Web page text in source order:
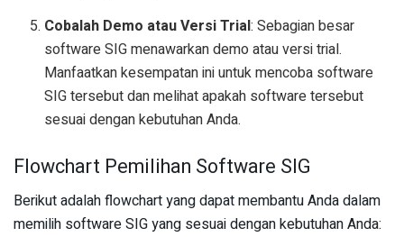
Cobalah Demo atau Versi Trial: Sebagian besar
software SIG menawarkan demo atau versi trial.
Manfaatkan kesempatan ini untuk mencoba software
SIG tersebut dan melihat apakah software tersebut
sesuai dengan kebutuhan Anda.
Flowchart Pemilihan Software SIG
Berikut adalah flowchart yang dapat membantu Anda dalam
memilih software SIG yang sesuai dengan kebutuhan Anda: